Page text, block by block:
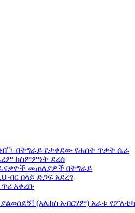
በትግራይ የታቀደው የሐሰት ጥቃት ሴራ
ከስምምነት ደረሰ
መጠለያዎች በትግራይ
ብር በላይ ድጋፍ አደረገ
አቀረቡ
(አሌክስ አብርሃም) አራቱ